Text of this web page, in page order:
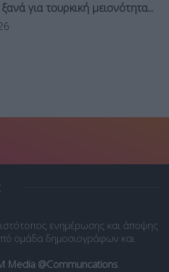
για τουρκική μειονότητα...
ενημέρωσης και άποψης
ομάδα δημοσιογράφων και
Media @Communcations.